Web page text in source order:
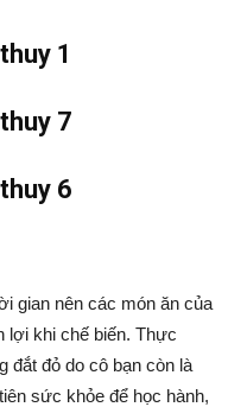
gian nên các món ăn của
lợi khi chế biến. Thực
đắt đỏ do cô bạn còn là
sức khỏe để học hành,